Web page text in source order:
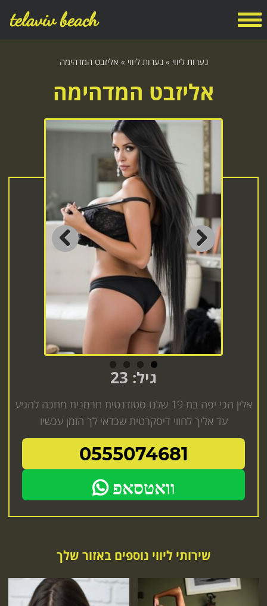
telaviv beach
נערות ליווי »נערות ליווי » אליזבט המדהימה
אליזבט המדהימה
Next
גיל: 23
אלין הכי יפה בת 19 שלנו סטודנטית חרמנית מחכה להגיע
עד אליך לחווי דיסקרטית שכדאי לך הזמן עכשיו
0555074681
וואטסאפ
שירותי ליווי נוספים באזור שלך